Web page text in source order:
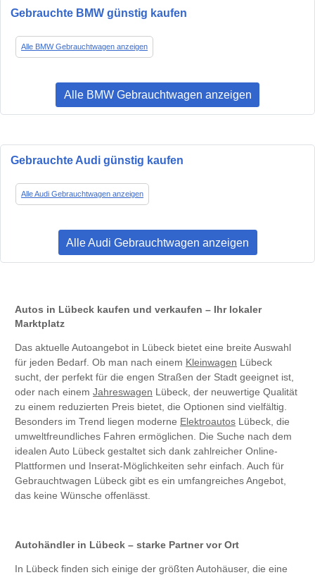
Gebrauchte BMW günstig kaufen
Alle BMW Gebrauchtwagen anzeigen
Alle BMW Gebrauchtwagen anzeigen
Gebrauchte Audi günstig kaufen
Alle Audi Gebrauchtwagen anzeigen
Alle Audi Gebrauchtwagen anzeigen
Autos in Lübeck kaufen und verkaufen – Ihr lokaler
Marktplatz
Das aktuelle Autoangebot in Lübeck bietet eine breite Auswahl
für jeden Bedarf. Ob man nach einem Kleinwagen Lübeck
sucht, der perfekt für die engen Straßen der Stadt geeignet ist,
oder nach einem Jahreswagen Lübeck, der neuwertige Qualität
zu einem reduzierten Preis bietet, die Optionen sind vielfältig.
Besonders im Trend liegen moderne Elektroautos Lübeck, die
umweltfreundliches Fahren ermöglichen. Die Suche nach dem
idealen Auto Lübeck gestaltet sich dank zahlreicher Online-
Plattformen und Inserat-Möglichkeiten sehr einfach. Auch für
Gebrauchtwagen Lübeck gibt es ein umfangreiches Angebot,
das keine Wünsche offenlässt.
Autohändler in Lübeck – starke Partner vor Ort
In Lübeck finden sich einige der größten Autohäuser, die eine